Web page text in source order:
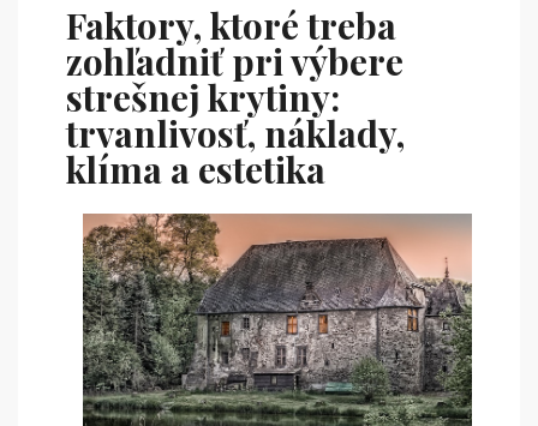
Faktory, ktoré treba
zohľadniť pri výbere
strešnej krytiny:
trvanlivosť, náklady,
klíma a estetika